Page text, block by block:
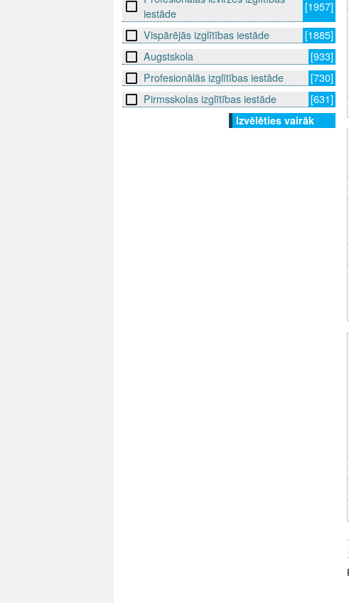
iestāde
[1957]
Vispārējās izglītības iestāde
[1885]
Augstskola
[933]
Profesionālās izglītības iestāde
[730]
Pirmsskolas izglītības iestāde
[631]
Izvēlēties vairāk